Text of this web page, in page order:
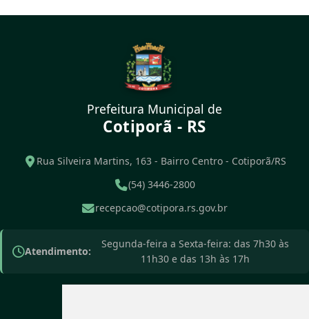
Prefeitura Municipal de
Cotiporã - RS
Rua Silveira Martins, 163 - Bairro Centro - Cotiporã/RS
(54) 3446-2800
recepcao@cotipora.rs.gov.br
Atendimento:
Segunda-feira a Sexta-feira: das 7h30 às
11h30 e das 13h às 17h